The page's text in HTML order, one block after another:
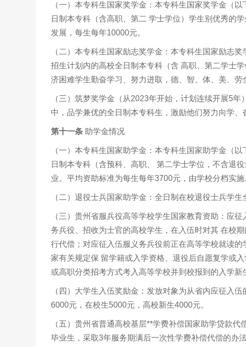
（一）本专科生国家奖学金：本专科生国家奖学金（
日制本专科（含高职、第二 学士学位）学生别优秀的
发展，每生每年10000元。
（二）本专科生国家励志奖学金：本专科生国家励志
招生计划内的高校全日制本专科（含 高职、第二学士
济困难学生勤奋学习、努力进取，德、智、体、美、劳
（三）筑梦奖学金（从2023年开始，计划连续开展5
中，品学兼优的全日制本专科生，激励他们努力向学
第十一条 助学金情况
（一）本专科生国家助学金：本专科生国家助学金（
日制本专科（含预科、高职、 第二学士学位，不含退
业。平均资助标准为每生每年3700元，由学校分档实施
（二）退役士兵国家助学金：全日制在校退役士兵学
（三）贵州省服兵役高等学校学生国家教育资助：应
务兵役、招收为士官的高校学生，在入伍时对其 在校
行代偿；对应征入伍服义务兵役前正在高等学校就读
家有关规定保 留学籍或入学资格、退役后自愿复学或
或高职分类招考方式考入高等学校并到校报到的入学
（四）大学生入伍奖励金：发放对象为从省内应征入
6000元，在校生5000元，高校新生4000元。
（五）贵州省普通高校基层**学费补偿国家助学贷款
毕业生，采取3年服务期满后一次性学费补偿代偿的办